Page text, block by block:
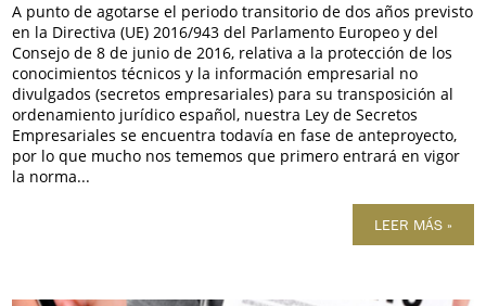
A punto de agotarse el periodo transitorio de dos años previsto
en la Directiva (UE) 2016/943 del Parlamento Europeo y del
Consejo de 8 de junio de 2016, relativa a la protección de los
conocimientos técnicos y la información empresarial no
divulgados (secretos empresariales) para su transposición al
ordenamiento jurídico español, nuestra Ley de Secretos
Empresariales se encuentra todavía en fase de anteproyecto,
por lo que mucho nos tememos que primero entrará en vigor
la norma...
LEER MÁS »